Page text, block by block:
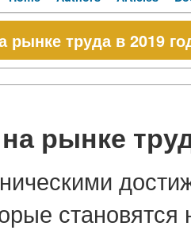
рынке труда в 2019
рынке